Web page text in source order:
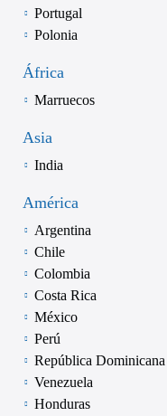
Portugal
Polonia
África
Marruecos
Asia
India
América
Argentina
Chile
Colombia
Costa Rica
México
Perú
República Dominicana
Venezuela
Honduras